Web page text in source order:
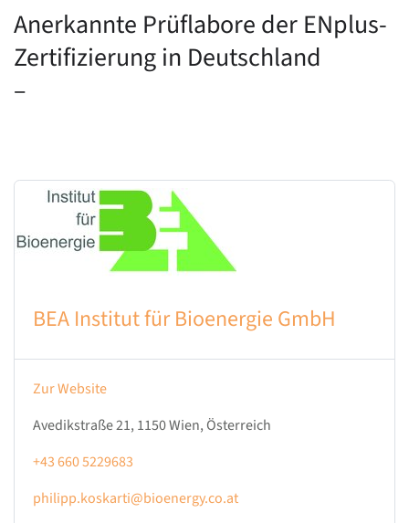
Anerkannte Prüflabore der ENplus-
Zertifizierung in Deutschland
–
BEA Institut für Bioenergie GmbH
Zur Website
Avedikstraße 21, 1150 Wien, Österreich
+43 660 5229683
philipp.koskarti@bioenergy.co.at